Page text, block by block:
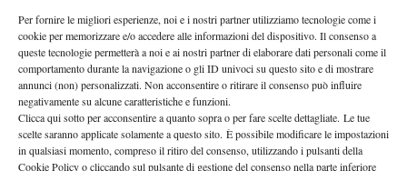
Per fornire le migliori esperienze, noi e i nostri partner utilizziamo tecnologie come i
cookie per memorizzare e/o accedere alle informazioni del dispositivo. Il consenso a
queste tecnologie permetterà a noi e ai nostri partner di elaborare dati personali come il
comportamento durante la navigazione o gli ID univoci su questo sito e di mostrare
annunci (non) personalizzati. Non acconsentire o ritirare il consenso può influire
negativamente su alcune caratteristiche e funzioni.
Clicca qui sotto per acconsentire a quanto sopra o per fare scelte dettagliate. Le tue
scelte saranno applicate solamente a questo sito. È possibile modificare le impostazioni
in qualsiasi momento, compreso il ritiro del consenso, utilizzando i pulsanti della
Cookie Policy o cliccando sul pulsante di gestione del consenso nella parte inferiore
Il terzo set si decide ancora al tie-break, in cui l’azzurro riesce a
riscattare il primo parziale: Matteo, sotto 6-2, annulla 4 match
point e chiude il set vincendo 6 punti in fila (8-6). Sulle ali
dell’entusiasmo, Arnaldi ottiene il break in apertura, gestito alla
grande con un servizio solidissimo, e archivia la pratica al nono
gioco del quarto set con due passanti fantastici.
Al prossimo turno, l’italiano affronterà il grecoStefanos